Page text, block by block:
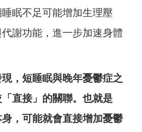
眠不足可能增加生理壓
謝功能，進一步加速身體
，短睡眠與晚年憂鬱症之
直接」的關聯。也就是
，可能就會直接增加憂鬱